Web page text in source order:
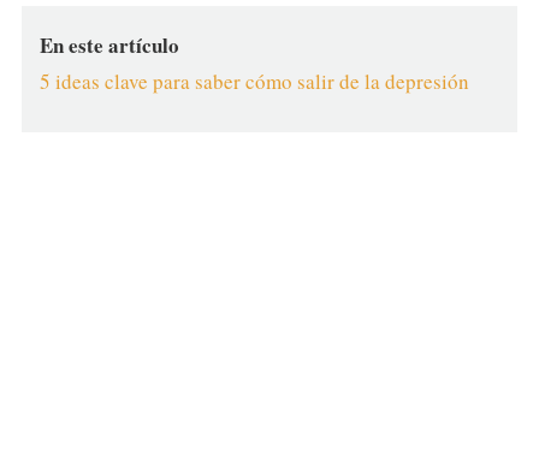
En este artículo
5 ideas clave para saber cómo salir de la depresión